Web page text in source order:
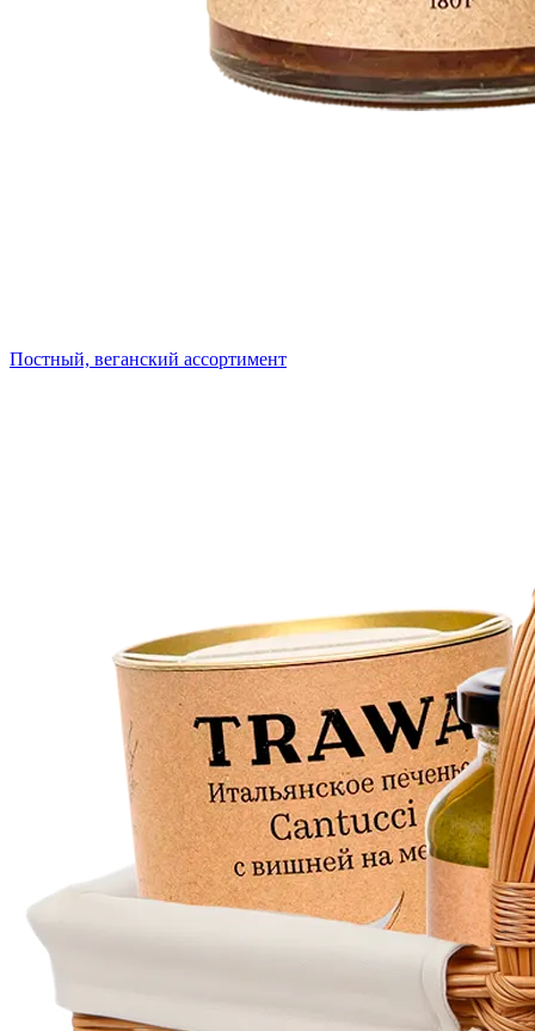
Постный, веганский ассортимент